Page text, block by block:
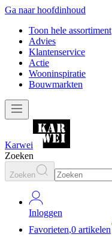
Ga naar hoofdinhoud
Toon hele assortiment
Advies
Klantenservice
Actie
Wooninspiratie
Bouwmarkten
Karwei
Zoeken
Zoeken
Inloggen
Favorieten,0 artikelen